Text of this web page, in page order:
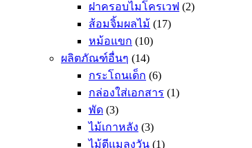
ฝาครอบไมโครเวฟ (2)
ส้อมจิ้มผลไม้ (17)
หม้อแขก (10)
ผลิตภัณฑ์อื่นๆ (14)
กระโถนเด็ก (6)
กล่องใส่เอกสาร (1)
พัด (3)
ไม้เกาหลัง (3)
ไม้ตีแมลงวัน (1)